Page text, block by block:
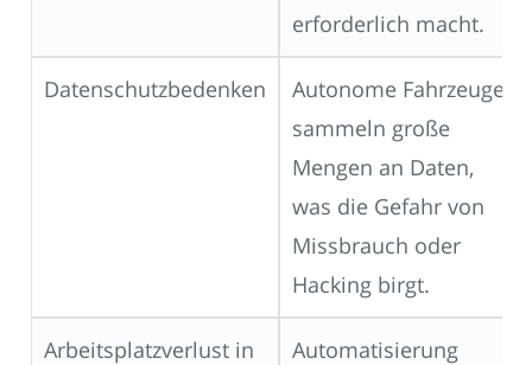
erforderlich macht.
Datenschutzbedenken
Autonome Fahrzeuge
sammeln große
Mengen an Daten,
was die Gefahr von
Missbrauch oder
Hacking birgt.
Arbeitsplatzverlust in
Automatisierung